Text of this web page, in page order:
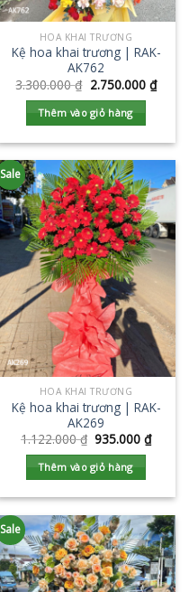
HOA KHAI TRƯƠNG
Kệ hoa khai trương | RAK-
AK762
3.300.000₫ 2.750.000 ₫
Thêm vào giỏ hàng
Sale
HOA KHAI TRƯƠNG
Kệ hoa khai trương | RAK-
AK269
1.122.000₫ 935.000₫
Thêm vào giỏ hàng
Sale